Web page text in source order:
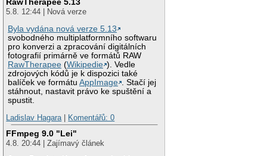
5.8. 12:44 | Nová verze
Byla vydána nová verze 5.13
svobodného multiplatformního softwaru
pro konverzi a zpracování digitálních
fotografií primárně ve formátů RAW
RawTherapee (Wikipedie ). Vedle
zdrojových kódů je k dispozici také
balíček ve formátuAppImage
. Stačí jej
stáhnout, nastavit právo ke spuštění a
spustit.
Ladislav Hagara| Komentářů: 0
FFmpeg 9.0 "Lei"
4.8. 20:44 | Zajímavý článek